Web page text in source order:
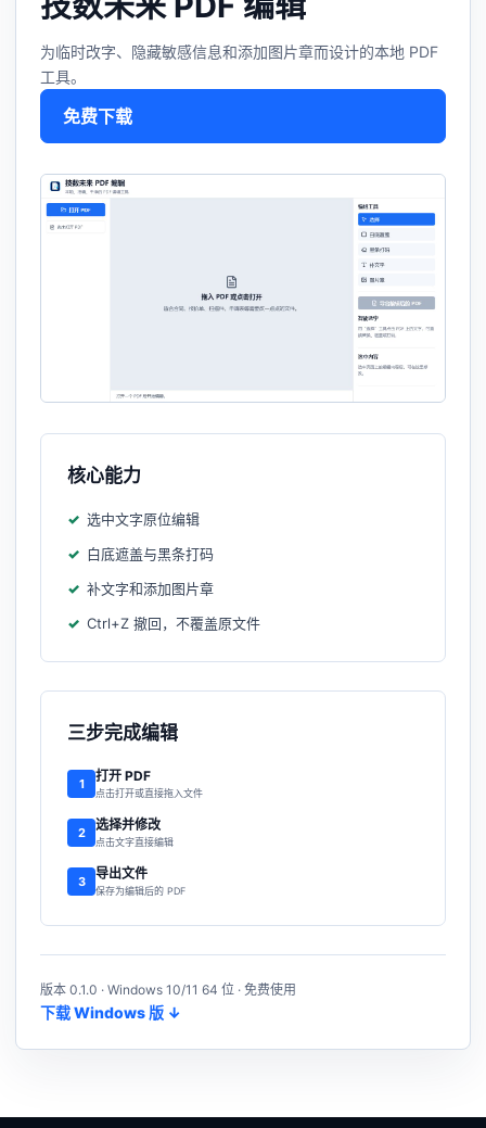
为临时改字、隐藏敏感信息和添加图片章而设计的本地 PDF
工具。
免费下载
核心能力
选中文字原位编辑
白底遮盖与黑条打码
补文字和添加图片章
Ctrl+Z 撤回，不覆盖原文件
三步完成编辑
1 打开 PDF
点击打开或直接拖入文件
2 选择并修改
点击文字直接编辑
3 导出文件
保存为编辑后的 PDF
版本 0.1.0 · Windows 10/11 64 位 · 免费使用
下载 Windows 版 ↓